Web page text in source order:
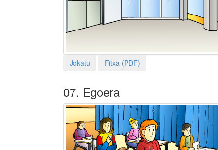
Jokatu Fitxa (PDF)
07. Egoera